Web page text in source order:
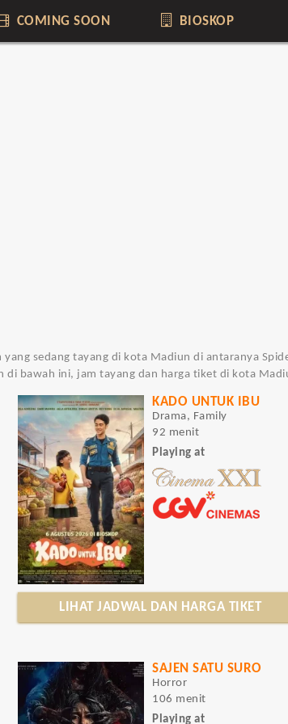
COMING SOON BIOSKOP
sedang tayang di kota Madiun di antaranya
di bawah ini, jam tayang dan harga tiket di kota
KADO UNTUK IBU
Drama, Family
92 menit
Playing at
LIHAT JADWAL DAN HARGA TIKET
SAJEN SATU SURO
Horror
106 menit
Playing at